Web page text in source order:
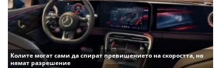
Колите могат сами да спират превишението на скоростта, но
нямат разрешение